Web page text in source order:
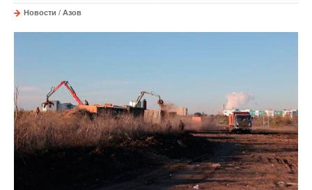
Новости / Азов